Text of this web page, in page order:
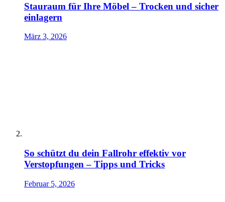
Stauraum für Ihre Möbel – Trocken und sicher
einlagern
März 3, 2026
So schützt du dein Fallrohr effektiv vor
Verstopfungen – Tipps und Tricks
Februar 5, 2026